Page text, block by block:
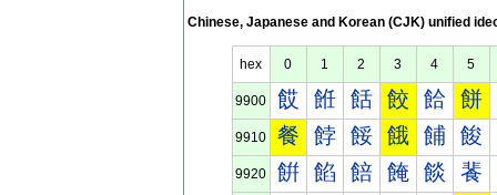
Chinese, Japanese and Korean (CJK) unified
hex 0 1 2 3 4 5
9900 餀 餁 餂 餃 餄 餅
9910 餐 餑 餒 餓 餔 餕
9920 餠 餡 餢 餣 餤 餥